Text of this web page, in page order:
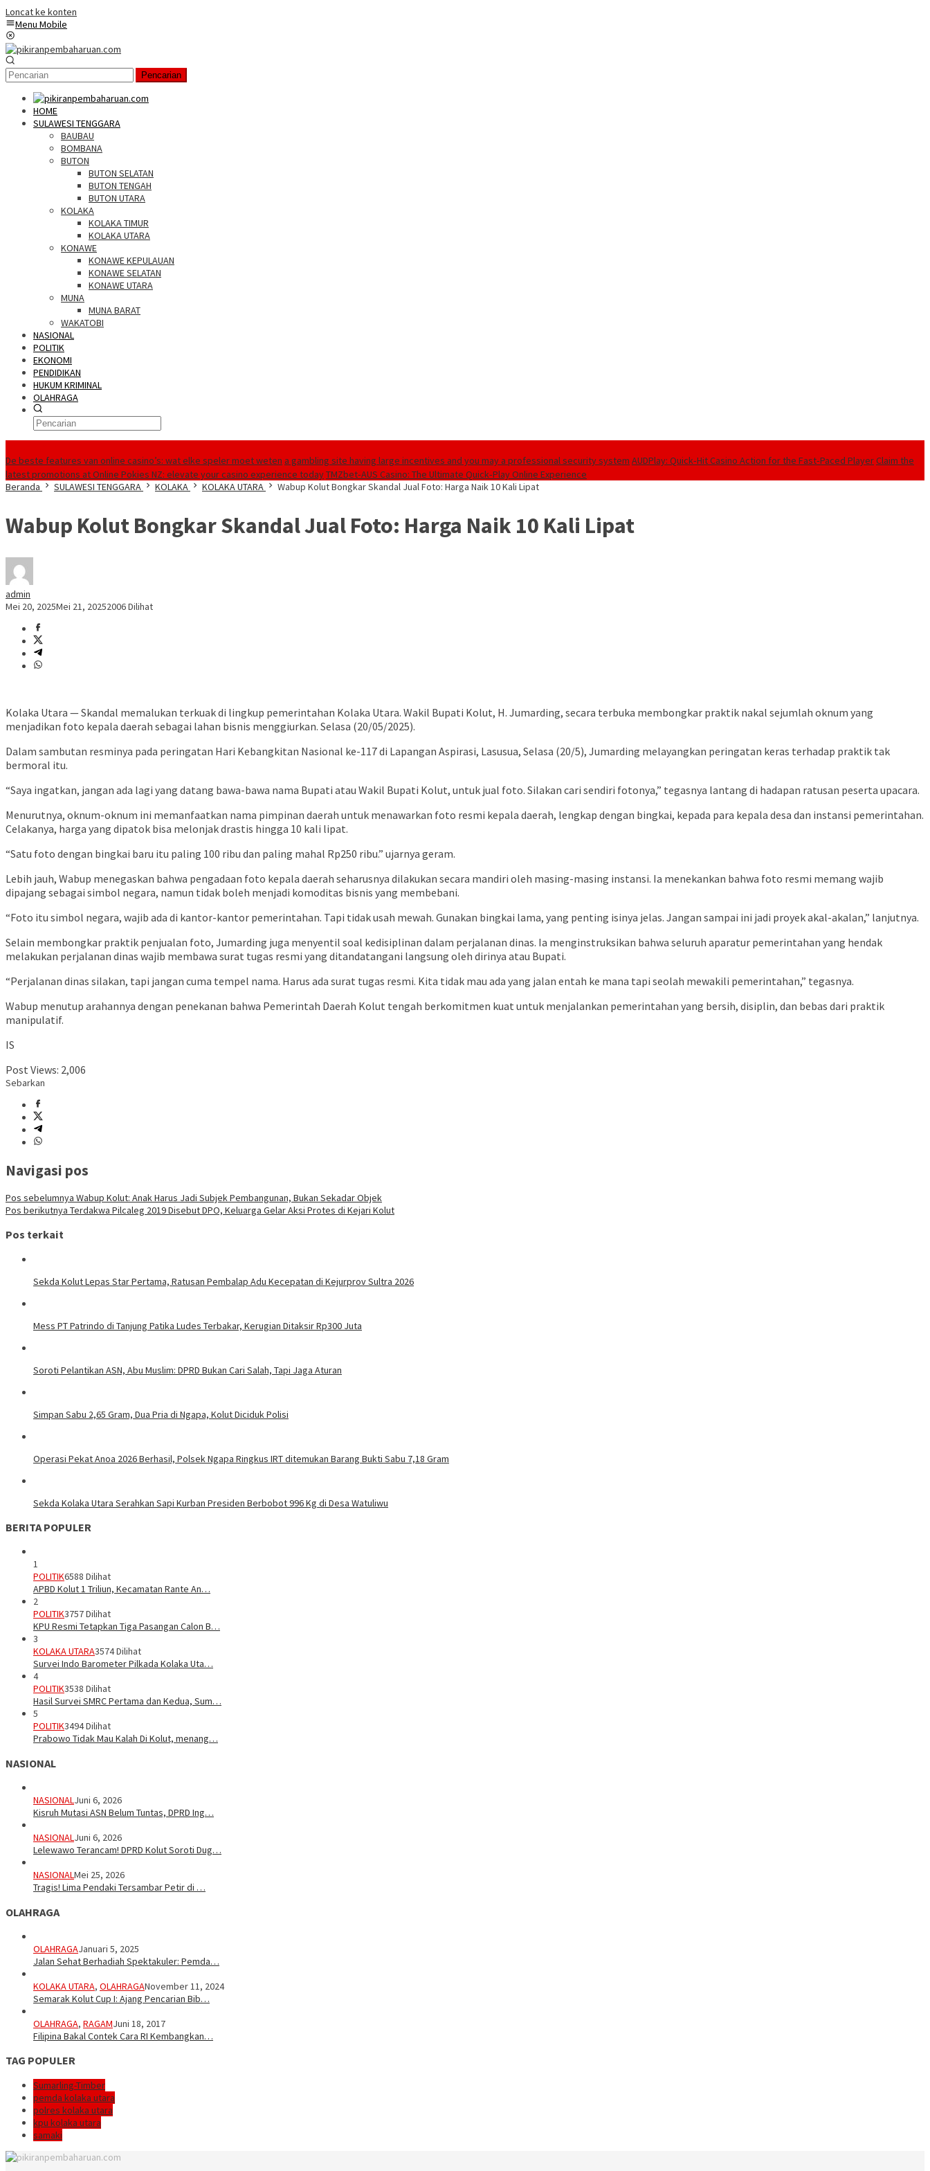
Loncat ke konten
Menu Mobile
Pencarian
HOME
SULAWESI TENGGARA
BAUBAU
BOMBANA
BUTON
BUTON SELATAN
BUTON TENGAH
BUTON UTARA
KOLAKA
KOLAKA TIMUR
KOLAKA UTARA
KONAWE
KONAWE KEPULAUAN
KONAWE SELATAN
KONAWE UTARA
MUNA
MUNA BARAT
WAKATOBI
NASIONAL
POLITIK
EKONOMI
PENDIDIKAN
HUKUM KRIMINAL
OLAHRAGA
De beste features van online casino’s: wat elke speler moet weten a gambling site having large incentives and you may a professional security system AUDPlay: Quick‑Hit Casino Action for the Fast‑Paced PlayerClaim the
latest promotions at Online Pokies NZ: elevate your casino experience todayTMZbet‑AUS Casino: The Ultimate Quick‑Play Online Experience
Beranda
SULAWESI TENGGARA KOLAKA KOLAKA UTARA Wabup Kolut Bongkar Skandal Jual Foto: Harga Naik 10 Kali Lipat
Wabup Kolut Bongkar Skandal Jual Foto: Harga Naik 10 Kali Lipat
admin
Mei 20, 2025Mei 21, 20252006 Dilihat
Kolaka Utara — Skandal memalukan terkuak di lingkup pemerintahan Kolaka Utara. Wakil Bupati Kolut, H. Jumarding, secara terbuka membongkar praktik nakal sejumlah oknum yang
menjadikan foto kepala daerah sebagai lahan bisnis menggiurkan. Selasa (20/05/2025).
Dalam sambutan resminya pada peringatan Hari Kebangkitan Nasional ke-117 di Lapangan Aspirasi, Lasusua, Selasa (20/5), Jumarding melayangkan peringatan keras terhadap praktik tak
bermoral itu.
“Saya ingatkan, jangan ada lagi yang datang bawa-bawa nama Bupati atau Wakil Bupati Kolut, untuk jual foto. Silakan cari sendiri fotonya,” tegasnya lantang di hadapan ratusan peserta upacara.
Menurutnya, oknum-oknum ini memanfaatkan nama pimpinan daerah untuk menawarkan foto resmi kepala daerah, lengkap dengan bingkai, kepada para kepala desa dan instansi pemerintahan.
Celakanya, harga yang dipatok bisa melonjak drastis hingga 10 kali lipat.
“Satu foto dengan bingkai baru itu paling 100 ribu dan paling mahal Rp250 ribu.” ujarnya geram.
Lebih jauh, Wabup menegaskan bahwa pengadaan foto kepala daerah seharusnya dilakukan secara mandiri oleh masing-masing instansi. Ia menekankan bahwa foto resmi memang wajib
dipajang sebagai simbol negara, namun tidak boleh menjadi komoditas bisnis yang membebani.
“Foto itu simbol negara, wajib ada di kantor-kantor pemerintahan. Tapi tidak usah mewah. Gunakan bingkai lama, yang penting isinya jelas. Jangan sampai ini jadi proyek akal-akalan,” lanjutnya.
Selain membongkar praktik penjualan foto, Jumarding juga menyentil soal kedisiplinan dalam perjalanan dinas. Ia menginstruksikan bahwa seluruh aparatur pemerintahan yang hendak
melakukan perjalanan dinas wajib membawa surat tugas resmi yang ditandatangani langsung oleh dirinya atau Bupati.
“Perjalanan dinas silakan, tapi jangan cuma tempel nama. Harus ada surat tugas resmi. Kita tidak mau ada yang jalan entah ke mana tapi seolah mewakili pemerintahan,” tegasnya.
Wabup menutup arahannya dengan penekanan bahwa Pemerintah Daerah Kolut tengah berkomitmen kuat untuk menjalankan pemerintahan yang bersih, disiplin, dan bebas dari praktik
manipulatif.
IS
Post Views: 2,006
Sebarkan
Navigasi pos
Pos sebelumnya Wabup Kolut: Anak Harus Jadi Subjek Pembangunan, Bukan Sekadar Objek
Pos berikutnya Terdakwa Pilcaleg 2019 Disebut DPO, Keluarga Gelar Aksi Protes di Kejari Kolut
Pos terkait
Sekda Kolut Lepas Star Pertama, Ratusan Pembalap Adu Kecepatan di Kejurprov Sultra 2026
Mess PT Patrindo di Tanjung Patika Ludes Terbakar, Kerugian Ditaksir Rp300 Juta
Soroti Pelantikan ASN, Abu Muslim: DPRD Bukan Cari Salah, Tapi Jaga Aturan
Simpan Sabu 2,65 Gram, Dua Pria di Ngapa, Kolut Diciduk Polisi
Operasi Pekat Anoa 2026 Berhasil, Polsek Ngapa Ringkus IRT ditemukan Barang Bukti Sabu 7,18 Gram
Sekda Kolaka Utara Serahkan Sapi Kurban Presiden Berbobot 996 Kg di Desa Watuliwu
BERITA POPULER
1
POLITIK6588 Dilihat
APBD Kolut 1 Triliun, Kecamatan Rante An…
2
POLITIK3757 Dilihat
KPU Resmi Tetapkan Tiga Pasangan Calon B…
3
KOLAKA UTARA3574 Dilihat
Survei Indo Barometer Pilkada Kolaka Uta…
4
POLITIK3538 Dilihat
Hasil Survei SMRC Pertama dan Kedua, Sum…
5
POLITIK3494 Dilihat
Prabowo Tidak Mau Kalah Di Kolut, menang…
NASIONAL
NASIONALJuni 6, 2026
Kisruh Mutasi ASN Belum Tuntas, DPRD Ing…
NASIONALJuni 6, 2026
Lelewawo Terancam! DPRD Kolut Soroti Dug…
NASIONALMei 25, 2026
Tragis! Lima Pendaki Tersambar Petir di …
OLAHRAGA
OLAHRAGAJanuari 5, 2025
Jalan Sehat Berhadiah Spektakuler: Pemda…
KOLAKA UTARA, OLAHRAGANovember 11, 2024
Semarak Kolut Cup I: Ajang Pencarian Bib…
OLAHRAGA, RAGAMJuni 18, 2017
Filipina Bakal Contek Cara RI Kembangkan…
TAG POPULER
Sumarling-Timber
pemda kolaka utara
polres kolaka utara
kpu kolaka utara
samaki